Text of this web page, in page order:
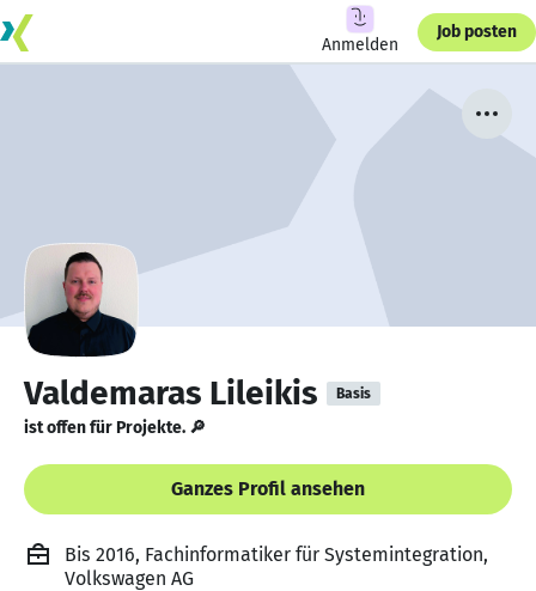
Anmelden
Job posten
Valdemaras Lileikis Basis
ist offen für Projekte. 🔎
Ganzes Profil ansehen
Bis 2016, Fachinformatiker für Systemintegration,
Volkswagen AG